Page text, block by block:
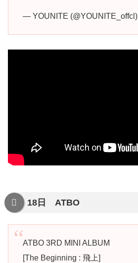
— YOUNITE (@YOUNITE_offcl)
18日 ATBO
ATBO 3RD MINI ALBUM
[The Beginning : 飛上]